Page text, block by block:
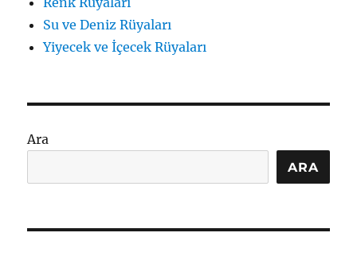
Su ve Deniz Rüyaları
Yiyecek ve İçecek Rüyaları
Ara
ARA